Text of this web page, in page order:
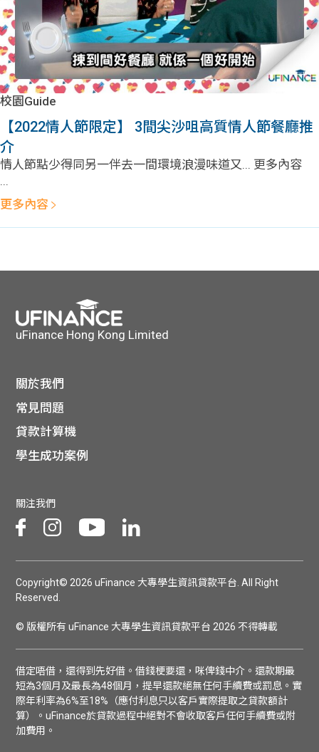
校園Guide
【2022情人節限定】 3間尖沙咀高質情人節餐廳推
介
情人節點少得同另一伴去一間環境浪漫味道又... 更多內容
...
更多內容
uFinance Hong Kong Limited
關於我們
常見問題
貸款計算機
學生成功案例
關注我們
Copyright© 2026 uFinance 大專學生資訊貸款平台. All Right
Reserved.
© 版權所有 uFinance 大專學生資訊貸款平台 2026 不得轉載
借定唔借，還得到先好借。借錢梗要還，咪俾錢中介。還款期最
短為3個月及最長為48個月，提早還款絕無任何手續費或罰息。實
際年利率為6%至18%（應付利息只以客戶實際提取之貸款額計
算）。uFinance於貸款過程中絕對不會收取客戶任何手續費或附
加費用。